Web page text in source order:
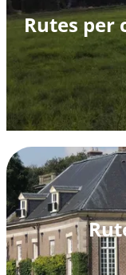
Rutes per